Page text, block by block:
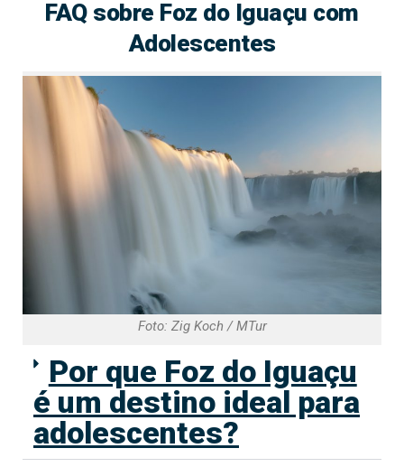
FAQ sobre Foz do Iguaçu com
Adolescentes
Foto: Zig Koch / MTur
Por que Foz do Iguaçu
é um destino ideal para
adolescentes?